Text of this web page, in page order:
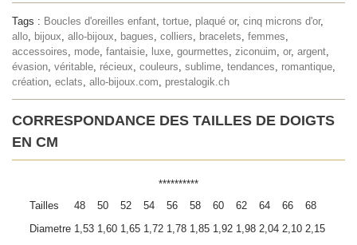
Tags : Boucles d'oreilles enfant tortue plaqué or, cinq microns d'or,
allo bijoux allo-bijoux bagues colliers bracelets femmes
accessoires
mode fantaisie luxe gourmettes ziconuim or, argent
évasion véritable récieux couleurs sublime tendances romantique
création eclats allo-bijoux.com prestalogik.ch
CORRESPONDANCE DES TAILLES DE DOIGTS
EN CM
**********
Tailles
48 50 52 54 56 58 60 62 64 66
68
Diametre 1,53 1,60 1,65 1,72 1,78 1,85 1,92 1,98 2,04 2,10 2,15